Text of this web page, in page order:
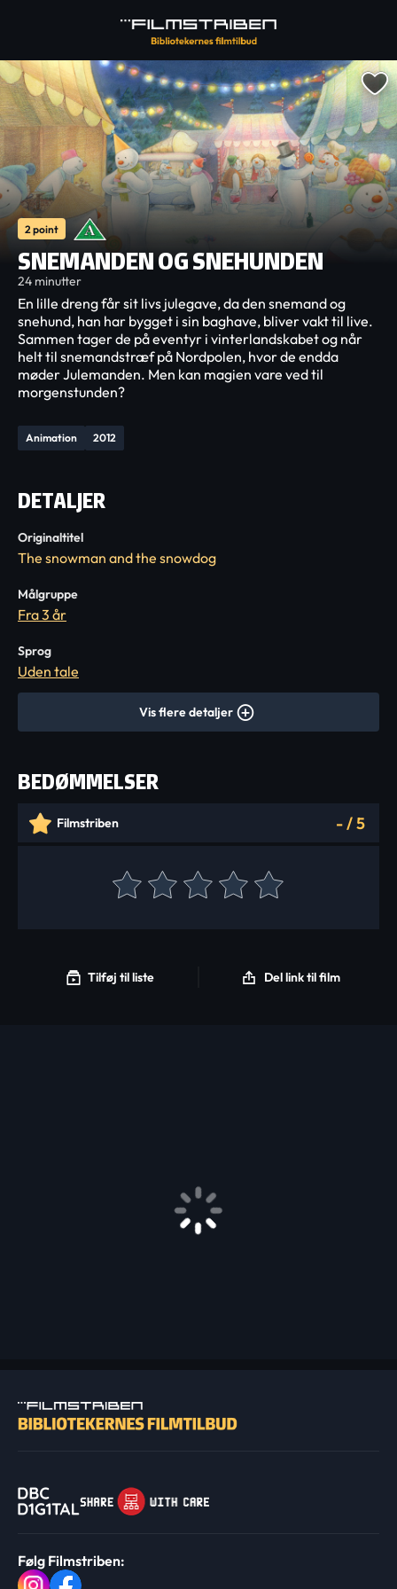
2 point
SNEMANDEN OG SNEHUNDEN
24 minutter
Animation 2012
En lille dreng får sit livs julegave, da den snemand og
snehund, han har bygget i sin baghave, bliver vakt til live.
Sammen tager de på eventyr i vinterlandskabet og når
helt til snemandstræf på Nordpolen, hvor de endda
møder Julemanden. Men kan magien vare ved til
morgenstunden?
DETALJER
Originaltitel
The snowman and the snowdog
Målgruppe
Fra 3 år
Sprog
Uden tale
Vis flere detaljer
BEDØMMELSER
Filmstriben -/5
Tilføj til liste Del link til film
Følg Filmstriben: